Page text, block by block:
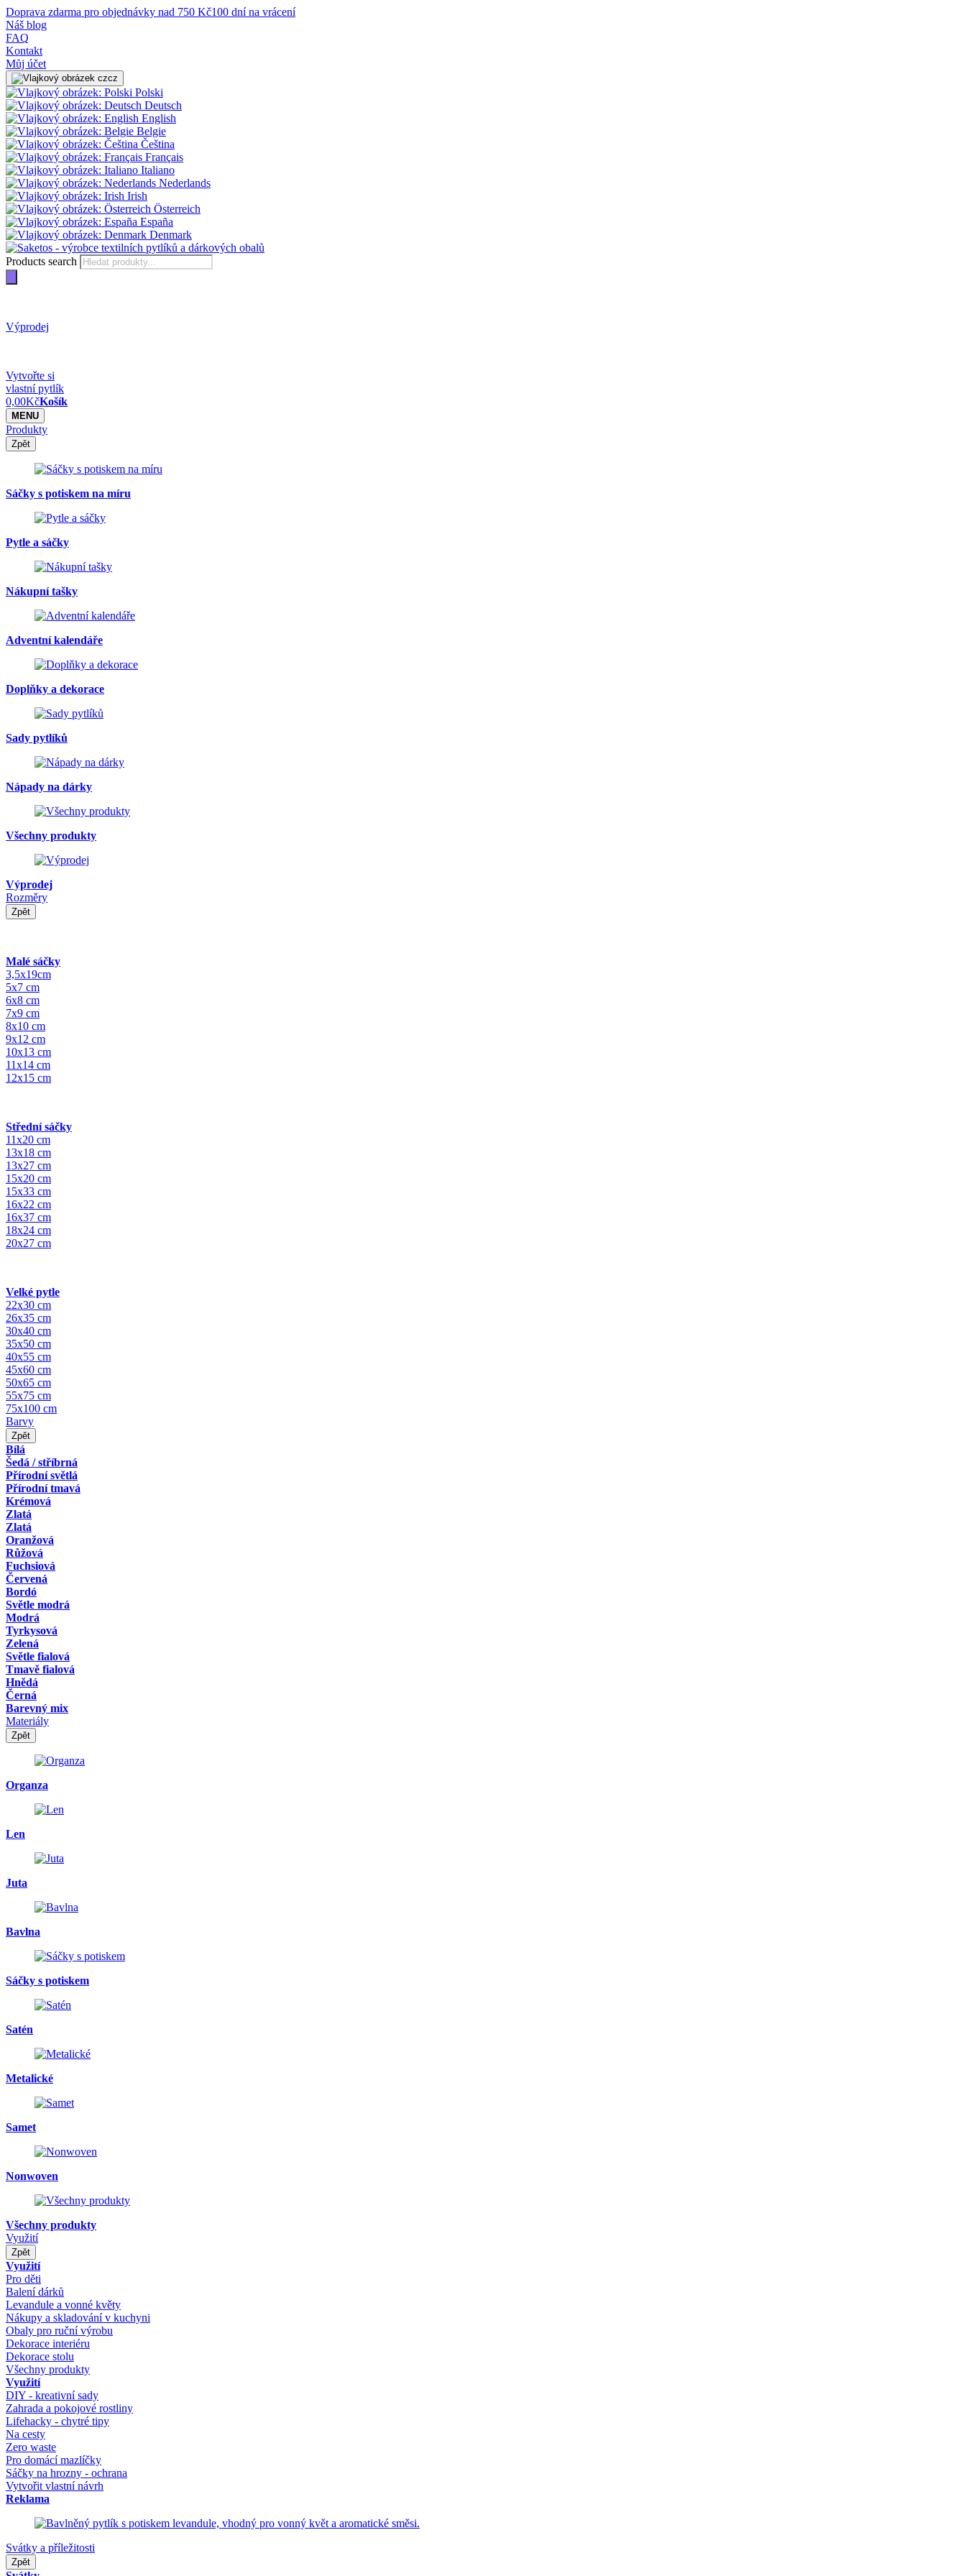
Doprava zdarma pro objednávky nad 750 Kč100 dní na vrácení
Náš blog
FAQ
Kontakt
Můj účet
cz
Polski
Deutsch
English
Belgie
Čeština
Français
Italiano
Nederlands
Irish
Österreich
España
Denmark
Products search
Výprodej
Vytvořte si
vlastní pytlík
0,00KčKošík
MENU
Produkty
Zpět
Sáčky s potiskem na míru
Pytle a sáčky
Nákupní tašky
Adventní kalendáře
Doplňky a dekorace
Sady pytlíků
Nápady na dárky
Všechny produkty
Výprodej
Rozměry
Zpět
Malé sáčky
3,5x19cm
5x7 cm
6x8 cm
7x9 cm
8x10 cm
9x12 cm
10x13 cm
11x14 cm
12x15 cm
Střední sáčky
11x20 cm
13x18 cm
13x27 cm
15x20 cm
15x33 cm
16x22 cm
16x37 cm
18x24 cm
20x27 cm
Velké pytle
22x30 cm
26x35 cm
30x40 cm
35x50 cm
40x55 cm
45x60 cm
50x65 cm
55x75 cm
75x100 cm
Barvy
Zpět
Bílá
Šedá / stříbrná
Přírodní světlá
Přírodní tmavá
Krémová
Zlatá
Zlatá
Oranžová
Růžová
Fuchsiová
Červená
Bordó
Světle modrá
Modrá
Tyrkysová
Zelená
Světle fialová
Tmavě fialová
Hnědá
Černá
Barevný mix
Materiály
Zpět
Organza
Len
Juta
Bavlna
Sáčky s potiskem
Satén
Metalické
Samet
Nonwoven
Všechny produkty
Využití
Zpět
Využití
Pro děti
Balení dárků
Levandule a vonné květy
Nákupy a skladování v kuchyni
Obaly pro ruční výrobu
Dekorace interiéru
Dekorace stolu
Všechny produkty
Využití
DIY - kreativní sady
Zahrada a pokojové rostliny
Lifehacky - chytré tipy
Na cesty
Zero waste
Pro domácí mazlíčky
Sáčky na hrozny - ochrana
Vytvořit vlastní návrh
Reklama
Svátky a příležitosti
Zpět